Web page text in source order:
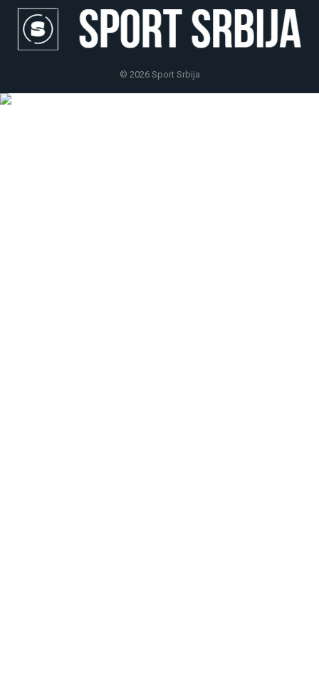
© 2026 Sport Srbija